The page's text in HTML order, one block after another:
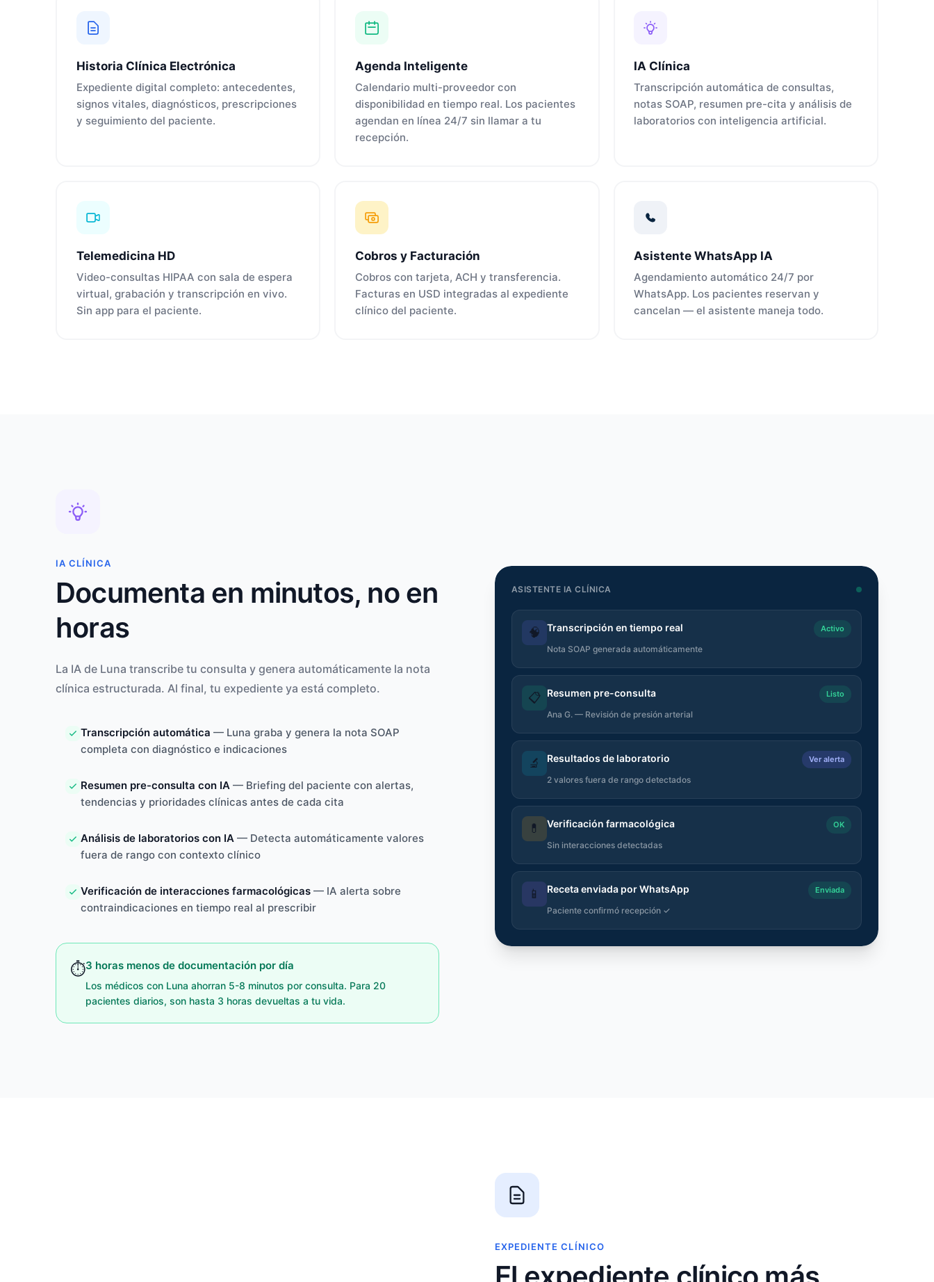
Historia Clínica Electrónica
Expediente digital completo: antecedentes,
signos vitales, diagnósticos, prescripciones
y seguimiento del paciente.
Agenda Inteligente
Calendario multi-proveedor con
disponibilidad en tiempo real. Los pacientes
agendan en línea 24/7 sin llamar a tu
recepción.
IA Clínica
Transcripción automática de consultas,
notas SOAP, resumen pre-cita y análisis de
laboratorios con inteligencia artificial.
Telemedicina HD
Video-consultas HIPAA con sala de espera
virtual, grabación y transcripción en vivo.
Sin app para el paciente.
Cobros y Facturación
Cobros con tarjeta, ACH y transferencia.
Facturas en USD integradas al expediente
clínico del paciente.
Asistente WhatsApp IA
Agendamiento automático 24/7 por
WhatsApp. Los pacientes reservan y
cancelan — el asistente maneja todo.
IA CLÍNICA
Documenta en minutos, no en
horas
La IA de Luna transcribe tu consulta y genera automáticamente la nota
clínica estructurada. Al final, tu expediente ya está completo.
Transcripción automática — Luna graba y genera la nota SOAP
completa con diagnóstico e indicaciones
Resumen pre-consulta con IA — Briefing del paciente con alertas,
tendencias y prioridades clínicas antes de cada cita
Análisis de laboratorios con IA — Detecta automáticamente valores
fuera de rango con contexto clínico
Verificación de interacciones farmacológicas — IA alerta sobre
contraindicaciones en tiempo real al prescribir
⏱️3 horas menos de documentación por día
Los médicos con Luna ahorran 5-8 minutos por consulta. Para 20
pacientes diarios, son hasta 3 horas devueltas a tu vida.
ASISTENTE IA CLÍNICA
🧠 Transcripción en tiempo real
Nota SOAP generada automáticamente
Activo
📋 Resumen pre-consulta
Ana G. — Revisión de presión arterial
Listo
🔬 Resultados de laboratorio
2 valores fuera de rango detectados
Ver alerta
💊 Verificación farmacológica
Sin interacciones detectadas
OK
📱 Receta enviada por WhatsApp
Paciente confirmó recepción ✓
Enviada
EXPEDIENTE CLÍNICO